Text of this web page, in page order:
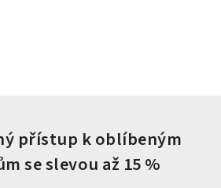
přístup k oblíbeným
se slevou až 15 %